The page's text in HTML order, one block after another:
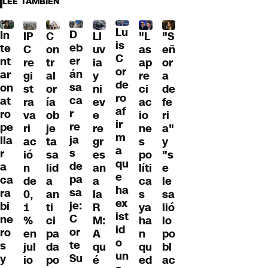
In
te
nt
ar
on
at
ro
pe
lla
r
a
ca
ra
bi
ne
ro
s
y
IP
C
re
gi
st
ra
va
ri
ac
ió
n
de
0,
1
%
en
jul
io
C
on
tr
al
or
ía
ob
je
ta
sa
lid
a
an
ti
ci
pa
da
po
D
eb
er
án
sa
ca
r
re
ja
s
de
pa
sa
je:
C
or
te
Su
Ll
uv
ia
y
ni
ev
e
re
gr
es
an
a
la
R
M:
A
qu
é
Lu
is
C
or
de
ro
af
ir
m
a
qu
e
ha
ex
ist
id
o
un
"L
as
ap
re
ci
ac
io
ne
s
po
líti
ca
s
ya
ha
n
qu
ed
"S
eñ
or
a
de
fe
ri
a"
y
"s
e
le
sa
lió
lo
po
bl
ac